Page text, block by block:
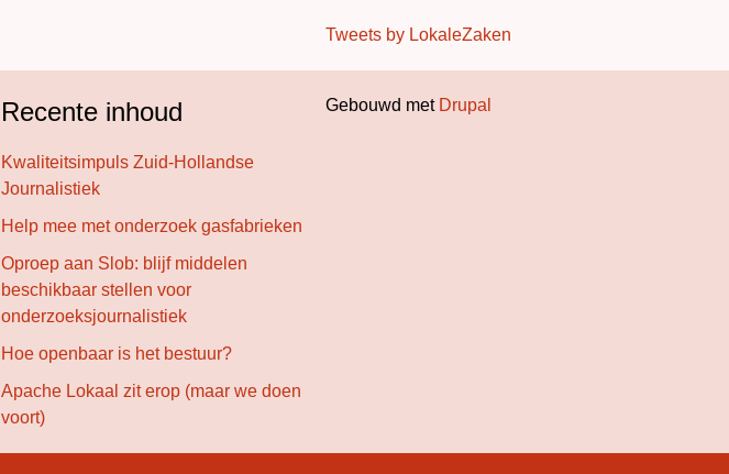
Tweets by LokaleZaken
Recente inhoud
Kwaliteitsimpuls Zuid-Hollandse
Journalistiek
Help mee met onderzoek gasfabrieken
Oproep aan Slob: blijf middelen
beschikbaar stellen voor
onderzoeksjournalistiek
Hoe openbaar is het bestuur?
Apache Lokaal zit erop (maar we doen
voort)
Gebouwd met Drupal